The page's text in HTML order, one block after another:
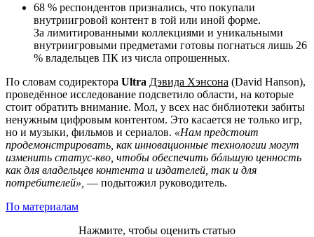
68 % респондентов признались, что покупали
внутриигровой контент в той или иной форме.
За лимитированными коллекциями и уникальными
внутриигровыми предметами готовы погнаться лишь 26
% владельцев ПК из числа опрошенных.
По словам содиректора Ultra Дэвида Хэнсона (David Hanson),
проведённое исследование подсветило области, на которые
стоит обратить внимание. Мол, у всех нас библиотеки забиты
ненужным цифровым контентом. Это касается не только игр,
но и музыки, фильмов и сериалов. «Нам предстоит
продемонстрировать, как инновационные технологии могут
изменить статус-кво, чтобы обеспечить бóльшую ценность
как для владельцев контента и издателей, так и для
потребителей», — подытожил руководитель.
По материалам
Нажмите, чтобы оценить статью